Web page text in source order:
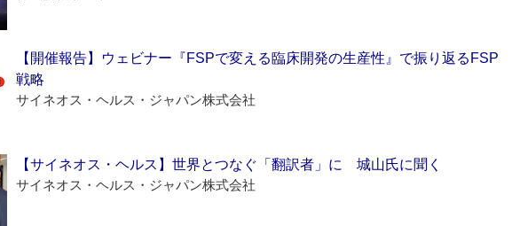
【開催報告】ウェビナー『FSPで変える臨床開発の生産性』で振り返るFSP
戦略
サイネオス・ヘルス・ジャパン株式会社
【サイネオス・ヘルス】世界とつなぐ「翻訳者」に 城山氏に聞く
サイネオス・ヘルス・ジャパン株式会社